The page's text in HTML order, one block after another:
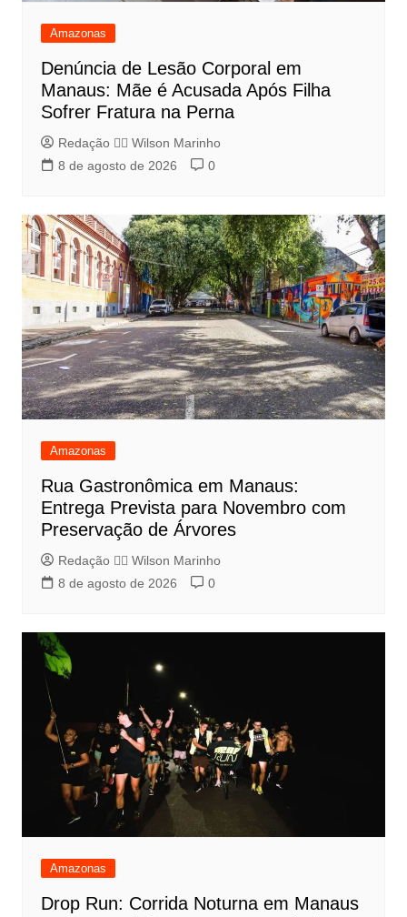
Amazonas
Denúncia de Lesão Corporal em
Manaus: Mãe é Acusada Após Filha
Sofrer Fratura na Perna
Redação 👨‍⚖️​ Wilson Marinho
8 de agosto de 2026
0
Amazonas
Rua Gastronômica em Manaus:
Entrega Prevista para Novembro com
Preservação de Árvores
Redação 👨‍⚖️​ Wilson Marinho
8 de agosto de 2026
0
Amazonas
Drop Run: Corrida Noturna em Manaus